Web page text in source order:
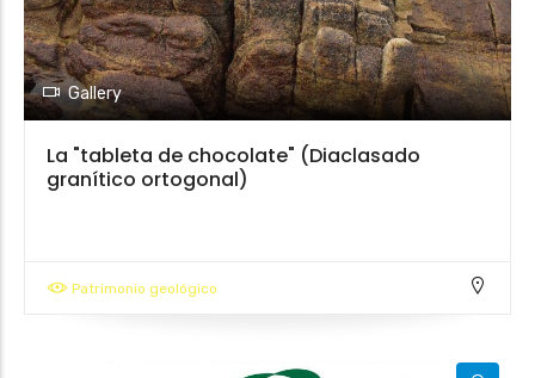
Gallery
La "tableta de chocolate" (Diaclasado
granítico ortogonal)
Patrimonio geológico